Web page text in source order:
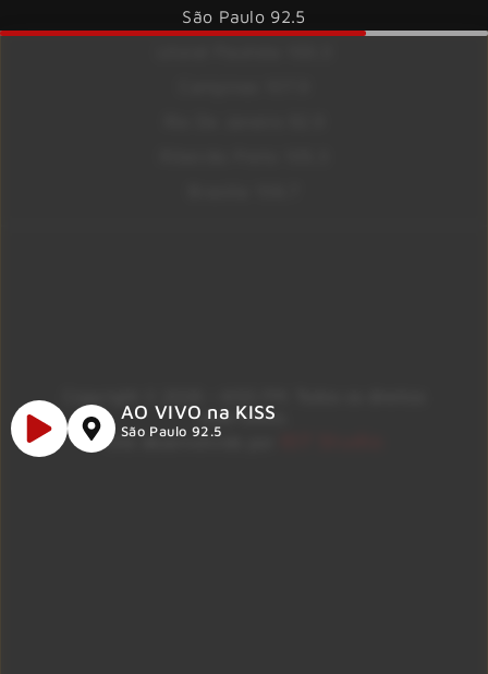
São Paulo 92.5
reservados.
Site desenvolvido por
AO VIVO na KISS
São Paulo 92.5